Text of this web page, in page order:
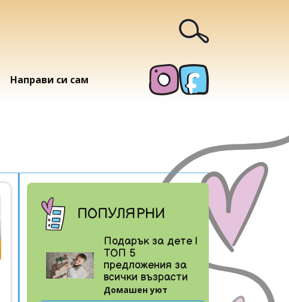
Направи си сам
ПОПУЛЯРНИ
Подарък за дете |
ТОП 5
предложения за
всички възрасти
Домашен уют